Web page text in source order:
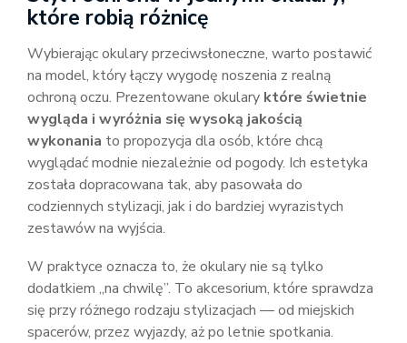
które robią różnicę
Wybierając okulary przeciwsłoneczne, warto postawić
na model, który łączy wygodę noszenia z realną
ochroną oczu. Prezentowane okulary które świetnie
wygląda i wyróżnia się wysoką jakością
wykonania to propozycja dla osób, które chcą
wyglądać modnie niezależnie od pogody. Ich estetyka
została dopracowana tak, aby pasowała do
codziennych stylizacji, jak i do bardziej wyrazistych
zestawów na wyjścia.
W praktyce oznacza to, że okulary nie są tylko
dodatkiem „na chwilę”. To akcesorium, które sprawdza
się przy różnego rodzaju stylizacjach — od miejskich
spacerów, przez wyjazdy, aż po letnie spotkania.